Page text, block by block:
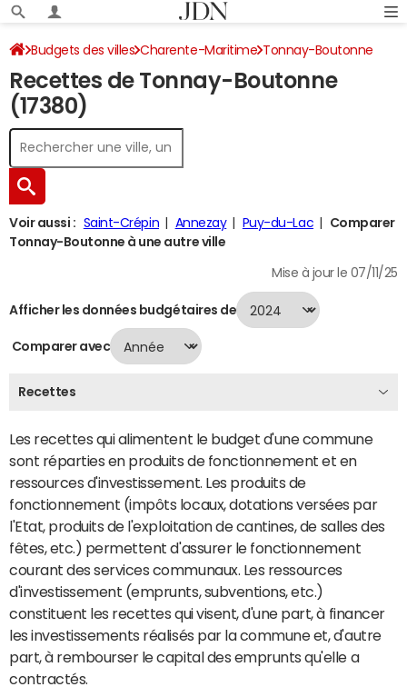
Budgets des villes Charente-Maritime Tonnay-Boutonne
Recettes 2024
Recettes de Tonnay-Boutonne
(17380)
Voir aussi : Saint-Crépin Annezay Puy-du-Lac
Comparer
Tonnay-Boutonne à une autre ville
Mise à jour le 07/11/25
Afficher les données budgétaires de
Comparer avec
Recettes
Les recettes qui alimentent le budget d'une commune
sont réparties en produits de fonctionnement et en
ressources d'investissement. Les produits de
fonctionnement (impôts locaux, dotations versées par
l'Etat, produits de l'exploitation de cantines, de salles des
fêtes, etc.) permettent d'assurer le fonctionnement
courant des services communaux. Les ressources
d'investissement (emprunts, subventions, etc.)
constituent les recettes qui visent, d'une part, à financer
les investissements réalisés par la commune et, d'autre
part, à rembourser le capital des emprunts qu'elle a
contractés.